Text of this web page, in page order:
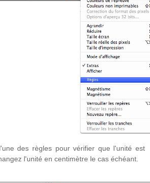
des règles pour vérifier que l'unité est
l'unité en centimètre le cas échéant.